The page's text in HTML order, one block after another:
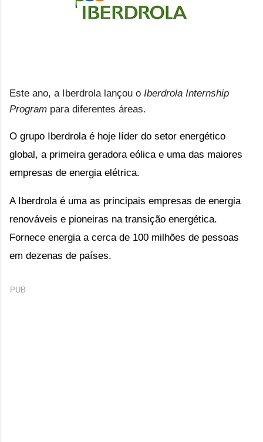
Este ano, a Iberdrola lançou o Iberdrola Internship
Program para diferentes áreas.
O grupo Iberdrola é hoje líder do setor energético
global, a primeira geradora eólica e uma das maiores
empresas de energia elétrica.
A Iberdrola é uma as principais empresas de energia
renováveis ​​e pioneiras na transição energética.
Fornece energia a cerca de 100 milhões de pessoas
em dezenas de países.
PUB